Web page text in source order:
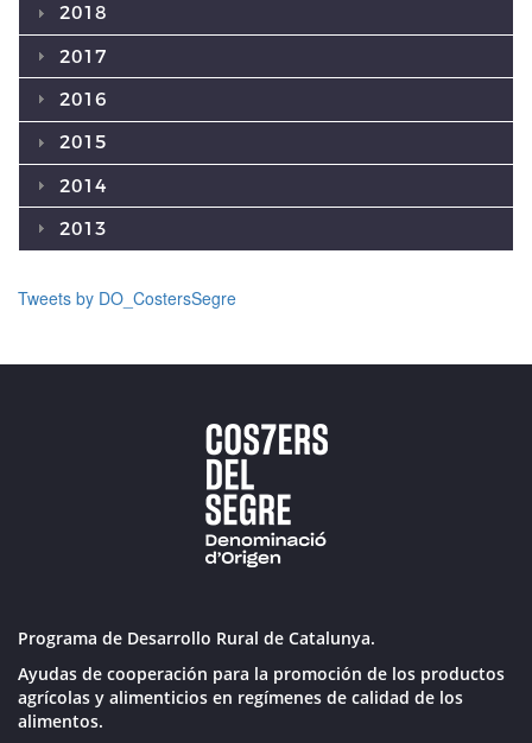
2018
2017
2016
2015
2014
2013
Tweets by DO_CostersSegre
Programa de Desarrollo Rural de Catalunya.
Ayudas de cooperación para la promoción de los productos
agrícolas y alimenticios en regímenes de calidad de los
alimentos.